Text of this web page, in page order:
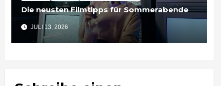
Die neusten Filmtipps für Sommerabende
JULI 13, 2026